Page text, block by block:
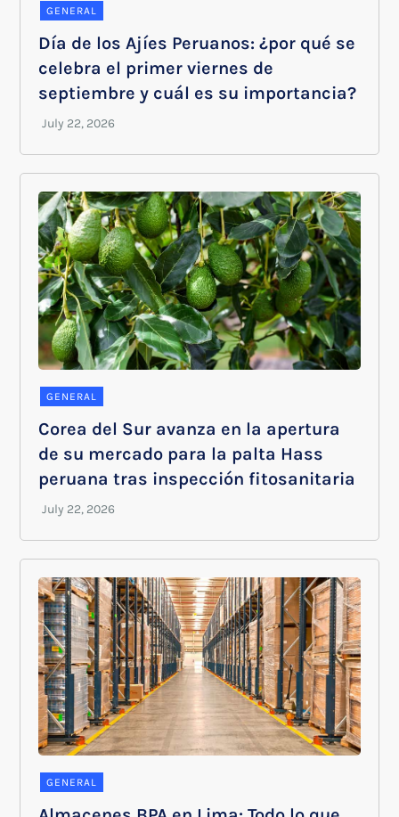
GENERAL
Día de los Ajíes Peruanos: ¿por qué se
celebra el primer viernes de
septiembre y cuál es su importancia?
GENERAL
Corea del Sur avanza en la apertura
de su mercado para la palta Hass
peruana tras inspección fitosanitaria
GENERAL